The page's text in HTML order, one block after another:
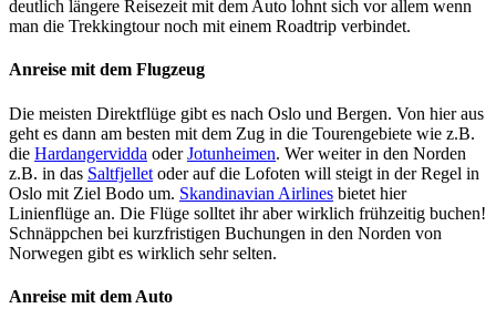
deutlich längere Reisezeit mit dem Auto lohnt sich vor allem wenn
man die Trekkingtour noch mit einem Roadtrip verbindet.
Anreise mit dem Flugzeug
Die meisten Direktflüge gibt es nach Oslo und Bergen. Von hier aus
geht es dann am besten mit dem Zug in die Tourengebiete wie z.B.
die Hardangervidda oderJotunheimen. Wer weiter in den Norden
z.B. in das Saltfjellet oder auf die Lofoten will steigt in der Regel in
Oslo mit Ziel Bodo um. Skandinavian Airlines bietet hier
Linienflüge an. Die Flüge solltet ihr aber wirklich frühzeitig buchen!
Schnäppchen bei kurzfristigen Buchungen in den Norden von
Norwegen gibt es wirklich sehr selten.
Anreise mit dem Auto